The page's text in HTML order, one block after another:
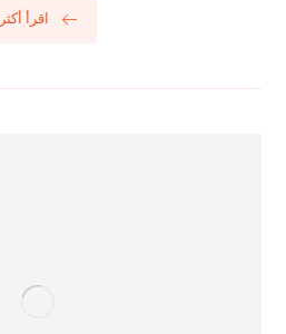
اقرأ أكثر